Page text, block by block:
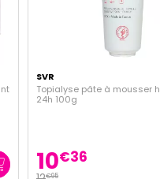
SVR
Topialyse pâte à mousser
24h 100g
10€36
€95